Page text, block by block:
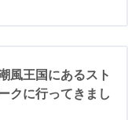
風王国にあるスト
クに行ってきまし